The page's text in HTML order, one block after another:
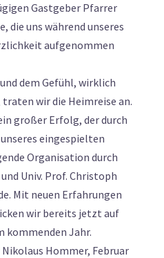
Gastgeber Pfarrer
die uns während unseres
aufgenommen
dem Gefühl, wirklich
wir die Heimreise an.
großer Erfolg, der durch
eingespielten
Organisation durch
Univ. Prof. Christoph
Mit neuen Erfahrungen
wir bereits jetzt auf
kommenden Jahr.
Hommer, Februar